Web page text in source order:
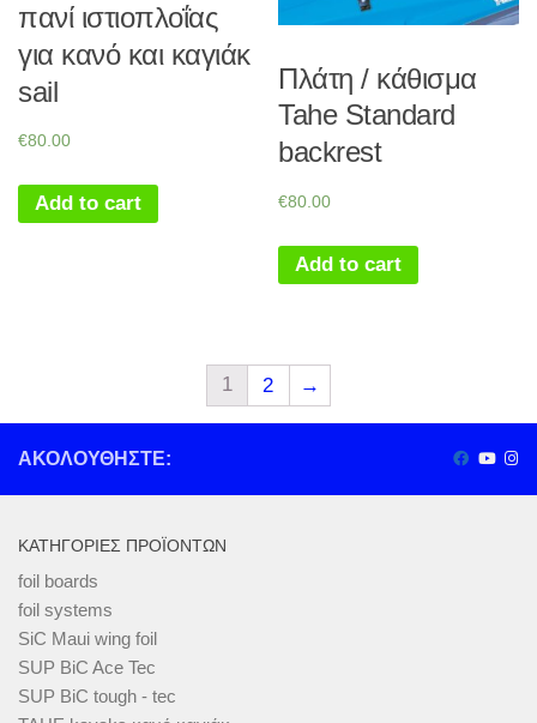
πανί ιστιοπλοΐας
για κανό και καγιάκ
sail
€80.00
Add to cart
Πλάτη / κάθισμα
Tahe Standard
backrest
€80.00
Add to cart
1 2 →
ΑΚΟΛΟΥΘΉΣΤΕ:
ΚΑΤΗΓΟΡΊΕΣ ΠΡΟΪΌΝΤΩΝ
foil boards
foil systems
SiC Maui wing foil
SUP BiC Ace Tec
SUP BiC tough - tec